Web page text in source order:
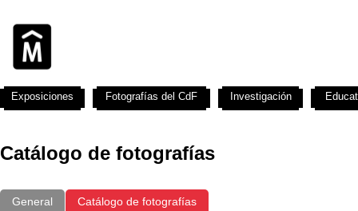
Catálogo de fotografías
General Catálogo de fotografías
Exposiciones Fotografías del CdF Investigación